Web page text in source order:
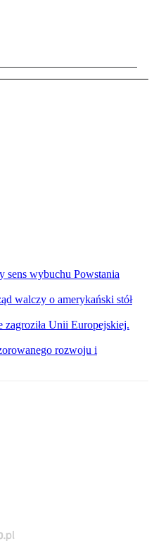
sens wybuchu Powstania
walczy o amerykański stół
Unii Europejskiej.
rozwoju i